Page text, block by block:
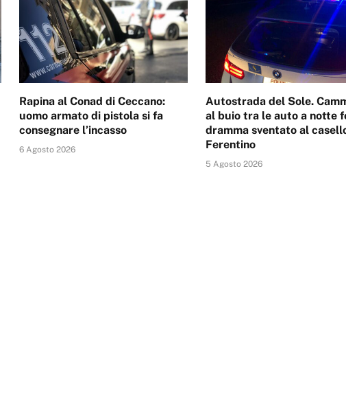
Rapina al Conad di Ceccano:
uomo armato di pistola si fa
consegnare l’incasso
6 Agosto 2026
Autostrada del Sole.
al buio tra le auto a notte
dramma sventato al
Ferentino
5 Agosto 2026